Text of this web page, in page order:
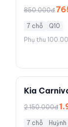
850.000đ
7 chỗ
Q10
Phụ thu
Kia
2.150.000đ
7 chỗ